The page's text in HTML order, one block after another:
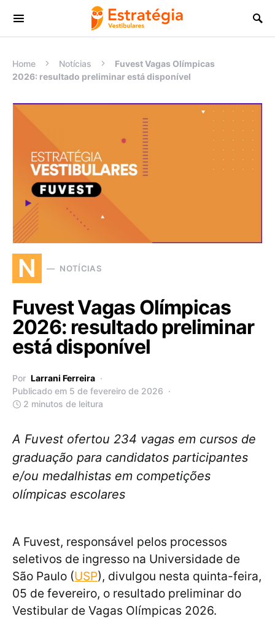
Procurar:
Home Notícias
Fuvest Vagas Olímpicas
2026: resultado preliminar está disponível
N NOTÍCIAS
Fuvest Vagas Olímpicas
2026: resultado preliminar
está disponível
Por Larrani Ferreira
Publicado em 5 de fevereiro de 2026
2 minutos de leitura
A Fuvest ofertou 234 vagas em cursos de
graduação para candidatos participantes
e/ou medalhistas em competições
olímpicas escolares
A Fuvest, responsável pelos processos
seletivos de ingresso na Universidade de
São Paulo (USP), divulgou nesta quinta-feira,
05 de fevereiro, o resultado preliminar do
Vestibular de Vagas Olímpicas 2026.